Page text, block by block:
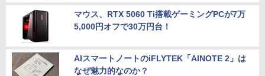
マウス、RTX 5060 Ti搭載ゲーミングPCが7万
5,000円オフで30万円台！
AIスマートノートのiFLYTEK「AINOTE 2」は
なぜ魅力的なのか？